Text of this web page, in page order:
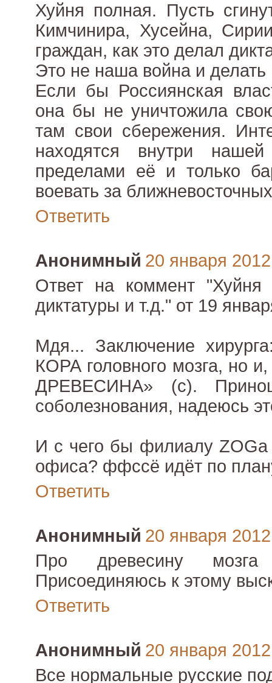
Хуйня полная. Пусть
Кимчинира, Хусейна,
граждан, как это делал
Это не наша война и делать
Если бы Россиянская
она бы не уничтожила
там свои сбережения.
находятся внутри
пределами её и только
воевать за
Ответить
Анонимный 20 января
Ответ на коммент "Хуйня
диктатуры и т.д." от 19
Мдя... Заключение
КОРА головного мозга, но и,
ДРЕВЕСИНА» (с).
соболезнования, надеюсь
И с чего бы филиалу ZOGа
офиса? ффссё идёт по
Ответить
Анонимный 20 января
Про древесину
Присоединяюсь к этому
Ответить
Анонимный 20 января 2012
Все нормальные русские